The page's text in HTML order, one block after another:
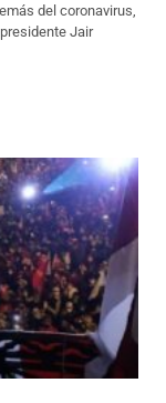
del coronavirus,
Jair